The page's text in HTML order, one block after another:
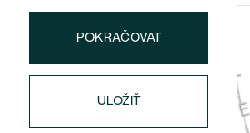
TVAR:
Round
POKRAČOVAT
ULOŽIŤ